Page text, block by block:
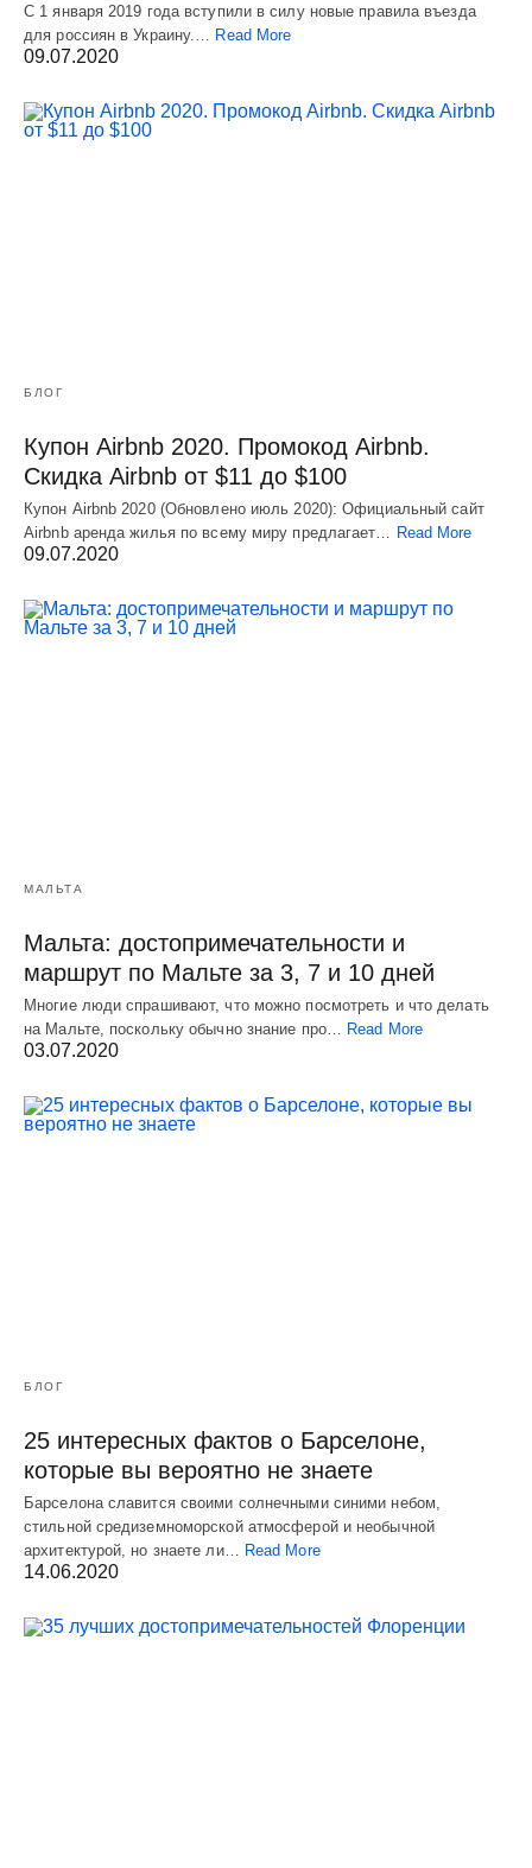
С 1 января 2019 года вступили в силу новые правила въезда
для россиян в Украину.…
Read More
09.07.2020
БЛОГ
Купон Airbnb 2020. Промокод Airbnb.
Скидка Airbnb от $11 до $100
Купон Airbnb 2020 (Обновлено июль 2020): Официальный сайт
Airbnb аренда жилья по всему миру предлагает… Read More
09.07.2020
МАЛЬТА
Мальта: достопримечательности и
маршрут по Мальте за 3, 7 и 10 дней
Многие люди спрашивают, что можно посмотреть и что делать
на Мальте, поскольку обычно знание про… Read More
03.07.2020
БЛОГ
25 интересных фактов о Барселоне,
которые вы вероятно не знаете
Барселона славится своими солнечными синими небом,
стильной средиземноморской атмосферой и необычной
архитектурой, но знаете ли…
Read More
14.06.2020